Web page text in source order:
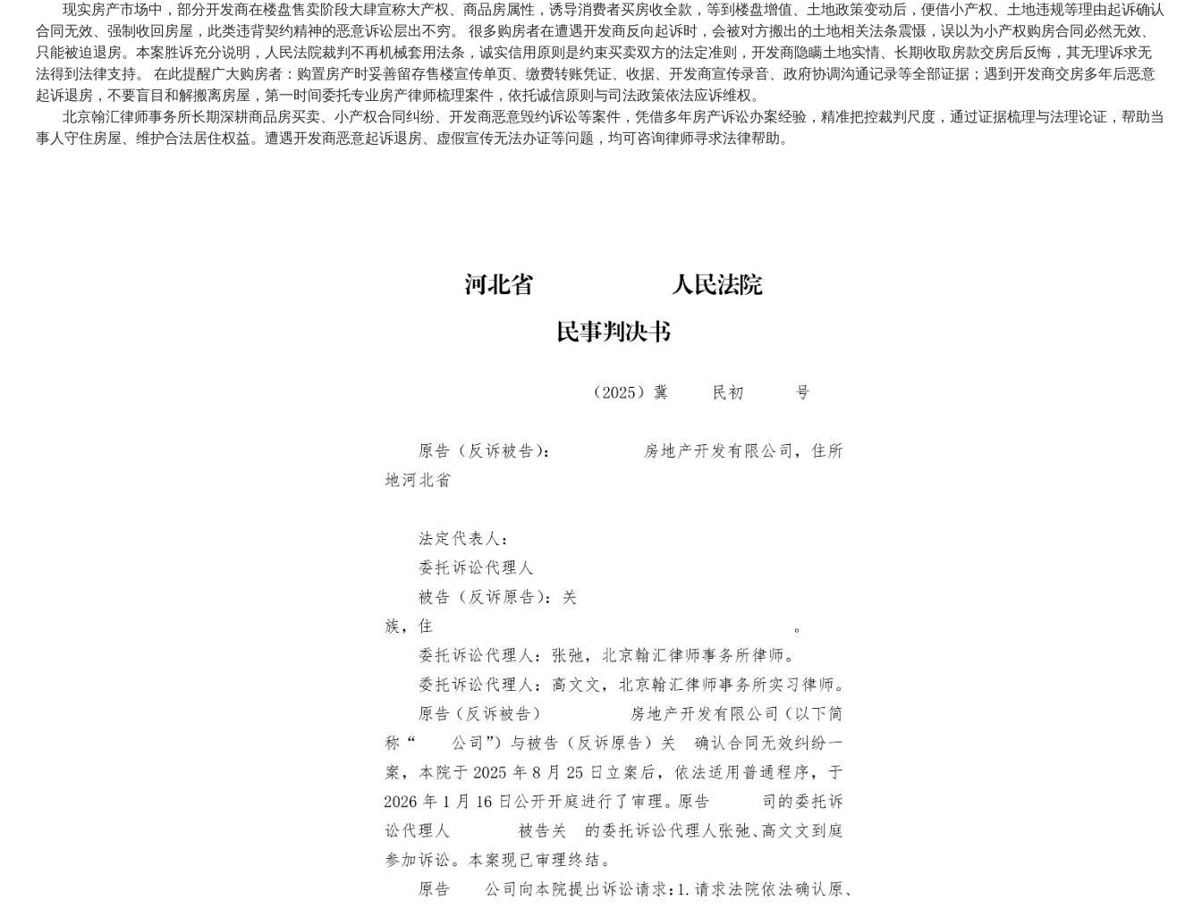
现实房产市场中，部分开发商在楼盘售卖阶段大肆宣称大产权、商品房属性，诱导消费者买房收全款，等到楼盘增值、土地政策变动后，便借小产权、土地违规等理由起诉确认
合同无效、强制收回房屋，此类违背契约精神的恶意诉讼层出不穷。 很多购房者在遭遇开发商反向起诉时，会被对方搬出的土地相关法条震慑，误以为小产权购房合同必然无效、
只能被迫退房。本案胜诉充分说明，人民法院裁判不再机械套用法条，诚实信用原则是约束买卖双方的法定准则，开发商隐瞒土地实情、长期收取房款交房后反悔，其无理诉求无
法得到法律支持。 在此提醒广大购房者：购置房产时妥善留存售楼宣传单页、缴费转账凭证、收据、开发商宣传录音、政府协调沟通记录等全部证据；遇到开发商交房多年后恶意
起诉退房，不要盲目和解搬离房屋，第一时间委托专业房产律师梳理案件，依托诚信原则与司法政策依法应诉维权。
北京翰汇律师事务所长期深耕商品房买卖、小产权合同纠纷、开发商恶意毁约诉讼等案件，凭借多年房产诉讼办案经验，精准把控裁判尺度，通过证据梳理与法理论证，帮助当
事人守住房屋、维护合法居住权益。遭遇开发商恶意起诉退房、虚假宣传无法办证等问题，均可咨询律师寻求法律帮助。